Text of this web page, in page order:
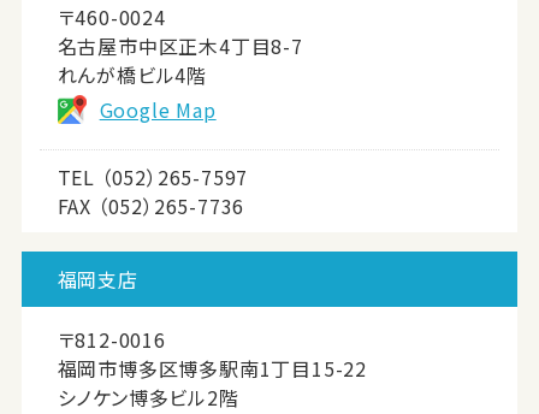
〒460-0024
名古屋市中区正木4丁目8-7
れんが橋ビル4階
Google Map
TEL （052）265-7597
FAX （052）265-7736
福岡支店
〒812-0016
福岡市博多区博多駅南1丁目15-22
シノケン博多ビル2階